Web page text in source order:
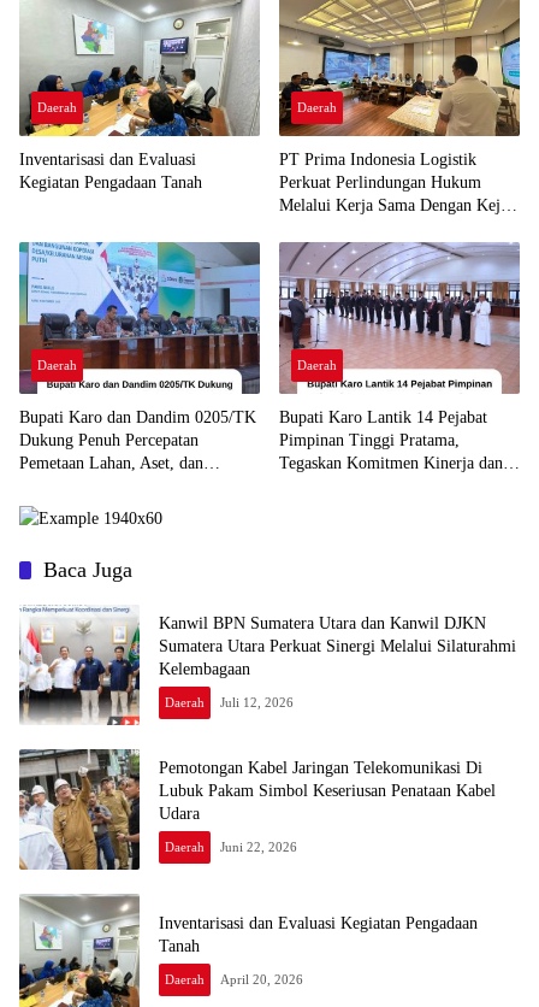
Daerah
Inventarisasi dan Evaluasi
Kegiatan Pengadaan Tanah
Daerah
PT Prima Indonesia Logistik
Perkuat Perlindungan Hukum
Melalui Kerja Sama Dengan Kejari
Daerah
Bupati Karo dan Dandim 0205/TK
Dukung Penuh Percepatan
Pemetaan Lahan, Aset, dan
Karo
Daerah
Bupati Karo Lantik 14 Pejabat
Pimpinan Tinggi Pratama,
Tegaskan Komitmen Kinerja dan
Baca Juga
Kanwil BPN Sumatera Utara dan Kanwil DJKN
Sumatera Utara Perkuat Sinergi Melalui Silaturahmi
Kelembagaan
Daerah Juli 12, 2026
Pemotongan Kabel Jaringan Telekomunikasi Di
Lubuk Pakam Simbol Keseriusan Penataan Kabel
Udara
Daerah Juni 22, 2026
Inventarisasi dan Evaluasi Kegiatan Pengadaan
Tanah
Daerah April 20, 2026